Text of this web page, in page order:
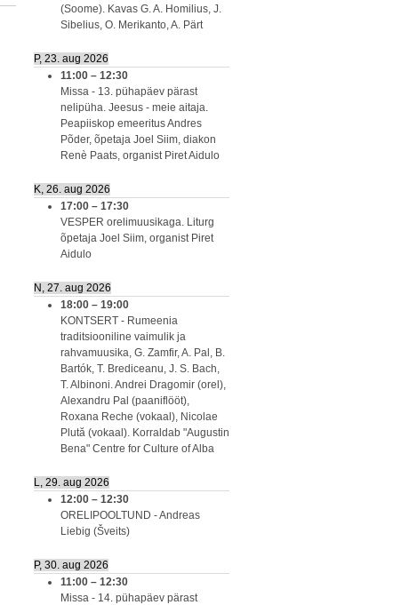
(Soome). Kavas G. A. Homilius, J.
Sibelius, O. Merikanto, A. Pärt
P, 23. aug 2026
11:00 – 12:30
Missa - 13. pühapäev pärast
nelipüha. Jeesus - meie aitaja.
Peapiiskop emeeritus Andres
Põder, õpetaja Joel Siim, diakon
Renè Paats, organist Piret Aidulo
K, 26. aug 2026
17:00 – 17:30
VESPER orelimuusikaga. Liturg
õpetaja Joel Siim, organist Piret
Aidulo
N, 27. aug 2026
18:00 – 19:00
KONTSERT - Rumeenia
traditsiooniline vaimulik ja
rahvamuusika, G. Zamfir, A. Pal, B.
Bartók, T. Brediceanu, J. S. Bach,
T. Albinoni. Andrei Dragomir (orel),
Alexandru Pal (paaniflööt),
Roxana Reche (vokaal), Nicolae
Plută (vokaal). Korraldab "Augustin
Bena" Centre for Culture of Alba
L, 29. aug 2026
12:00 – 12:30
ORELIPOOLTUND - Andreas
Liebig (Šveits)
P, 30. aug 2026
11:00 – 12:30
Missa - 14. pühapäev pärast